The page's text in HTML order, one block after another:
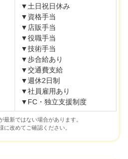
▼土日祝日休み
▼資格手当
▼店販手当
▼役職手当
▼技術手当
▼歩合給あり
▼交通費支給
▼週休2日制
▼社員雇用あり
▼FC・独立支援制度
最新ではない場合があります。
に改めてご確認ください。